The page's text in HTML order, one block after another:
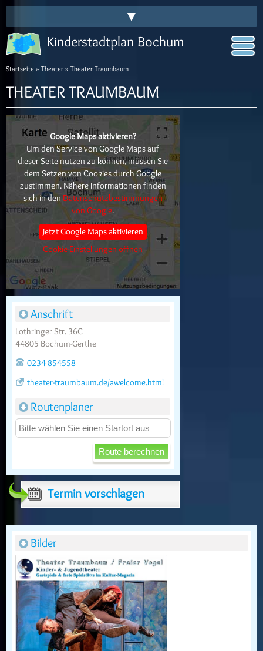
▼
Kinderstadtplan Bochum
Startseite » Theater » Theater Traumbaum
THEATER TRAUMBAUM
Google Maps aktivieren?
Um den Service von Google Maps auf
dieser Seite nutzen zu können, müssen Sie
dem Setzen von Cookies durch Google
zustimmen. Nähere Informationen finden
sich in den Datenschutzbestimmungen
von Google.
Jetzt Google Maps aktivieren
Cookie-Einstellungen öffnen
Anschrift
Lothringer Str. 36C
44805 Bochum-Gerthe
0234 854558
theater-traumbaum.de/awelcome.html
Routenplaner
Termin vorschlagen
Bilder